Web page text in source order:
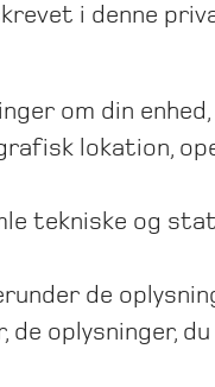
i denne
om din
lokation,
tekniske og
de
oplysninger,